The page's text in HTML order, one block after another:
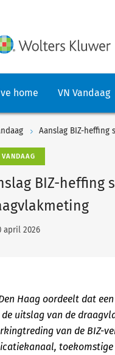
home VN Vandaag
Aanslag BIZ-
VANDAAG
BIZ-heffing
april 2026
Haag oordeelt dat
uitslag van de
van de BIZ-